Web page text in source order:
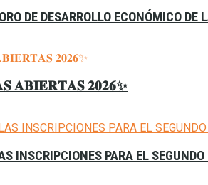
DE DESARROLLO ECONÓMICO DE
𝐀𝐁𝐈𝐄𝐑𝐓𝐀𝐒 𝟐𝟎𝟐𝟔✨
INSCRIPCIONES PARA EL